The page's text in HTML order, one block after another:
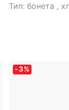
Тип: бонета ,
-3%